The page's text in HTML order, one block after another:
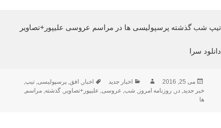
تیپ شب گذشته پرسپولیسی ها در مراسم عروسی علیپور+تصاویر
دانلود سرا
ارسال
شده
می 25, 2016 نویسندهدسته‌ها
اخبار جدید برچسب‌ها
اخبار, افق,پرسپولیسی,تیپ,
خبر جدید,در, روزنامه امروز, شب, عروسی, علیپور+تصاویر,گذشته,مراسم,
ها